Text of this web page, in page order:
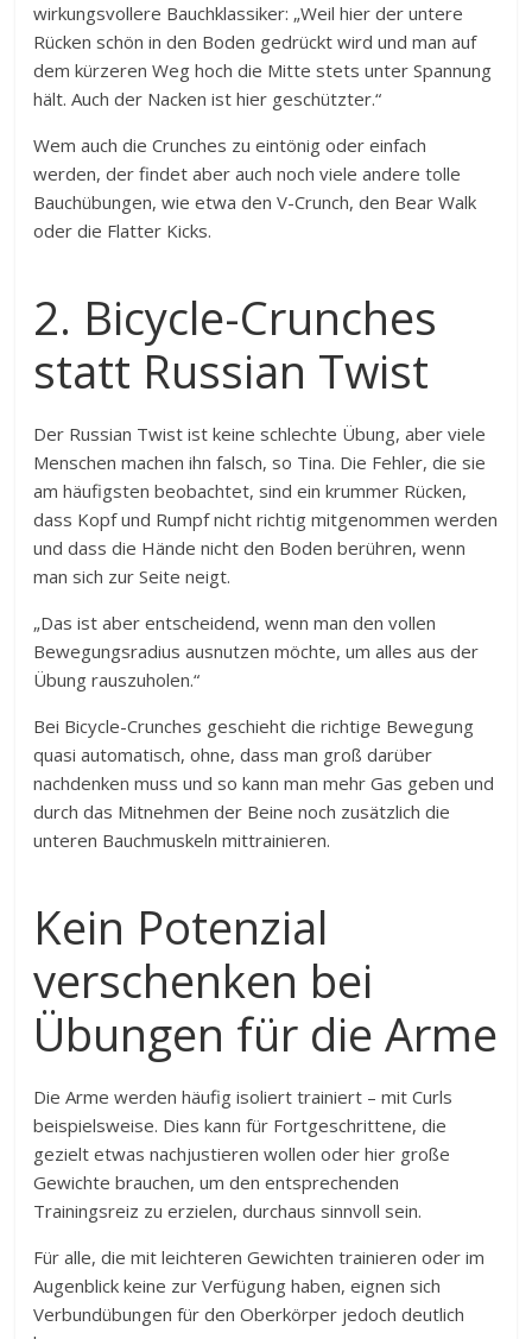
wirkungsvollere Bauchklassiker: „Weil hier der untere
Rücken schön in den Boden gedrückt wird und man auf
dem kürzeren Weg hoch die Mitte stets unter Spannung
hält. Auch der Nacken ist hier geschützter.“
Wem auch die Crunches zu eintönig oder einfach
werden, der findet aber auch noch viele andere tolle
Bauchübungen, wie etwa den V-Crunch, den Bear Walk
oder die Flatter Kicks.
2. Bicycle-Crunches
statt Russian Twist
Der Russian Twist ist keine schlechte Übung, aber viele
Menschen machen ihn falsch, so Tina. Die Fehler, die sie
am häufigsten beobachtet, sind ein krummer Rücken,
dass Kopf und Rumpf nicht richtig mitgenommen werden
und dass die Hände nicht den Boden berühren, wenn
man sich zur Seite neigt.
„Das ist aber entscheidend, wenn man den vollen
Bewegungsradius ausnutzen möchte, um alles aus der
Übung rauszuholen.“
Bei Bicycle-Crunches geschieht die richtige Bewegung
quasi automatisch, ohne, dass man groß darüber
nachdenken muss und so kann man mehr Gas geben und
durch das Mitnehmen der Beine noch zusätzlich die
unteren Bauchmuskeln mittrainieren.
Kein Potenzial
verschenken bei
Übungen für die Arme
Die Arme werden häufig isoliert trainiert – mit Curls
beispielsweise. Dies kann für Fortgeschrittene, die
gezielt etwas nachjustieren wollen oder hier große
Gewichte brauchen, um den entsprechenden
Trainingsreiz zu erzielen, durchaus sinnvoll sein.
Für alle, die mit leichteren Gewichten trainieren oder im
Augenblick keine zur Verfügung haben, eignen sich
Verbundübungen für den Oberkörper jedoch deutlich